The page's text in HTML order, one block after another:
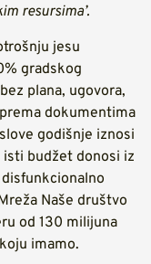
resursima’.
jesu
gradskog
plana, ugovora,
dokumentima
godišnje iznosi
isti budžet donosi iz
Naše društvo
od 130 milijuna
imamo.